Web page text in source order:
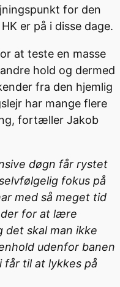
for den
er på i disse dage.
at teste en masse
hold og dermed
fra den hjemlig
har mange flere
fortæller Jakob
døgn får rystet
fokus på
med så meget tid
for at lære
det skal man ikke
udenfor banen
til at lykkes på